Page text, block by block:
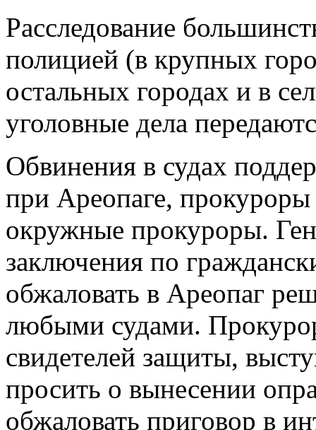
Расследование
полицией (в крупных
остальных городах и в
уголовные дела
Обвинения в судах
при Ареопаге,
окружные прокуроры.
заключения по
обжаловать в Ареопаг
любыми судами.
свидетелей защиты,
просить о вынесении
обжаловать приговор в